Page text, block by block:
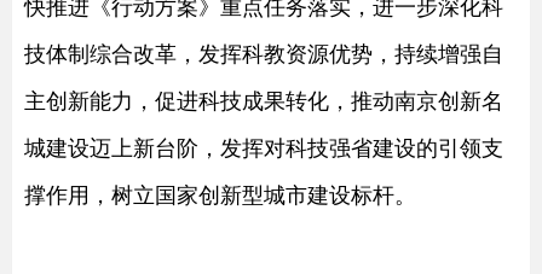
快推进《行动方案》重点任务落实，进一步深化科
技体制综合改革，发挥科教资源优势，持续增强自
主创新能力，促进科技成果转化，推动南京创新名
城建设迈上新台阶，发挥对科技强省建设的引领支
撑作用，树立国家创新型城市建设标杆。